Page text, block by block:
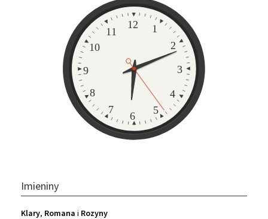
1
2
3
4
5
6
7
8
9
10
11
12
Imieniny
Klary, Romana i Rozyny